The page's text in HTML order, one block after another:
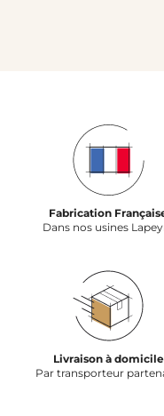
Fabrication
Dans nos usines
Livraison à domicile
Par transporteur